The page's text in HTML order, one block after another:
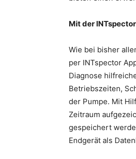
Mit der
Wie bei bisher
per INTspector
Diagnose
Betriebszeiten,
der Pumpe. Mit
Zeitraum
gespeichert
Endgerät als